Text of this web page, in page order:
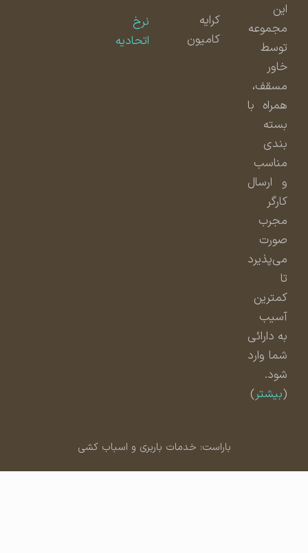
مجموعه
توسط
مسقف،
همراه با
بسته
بندی
مناسب
و ارسال
مجرب
صورت
می‌پذیرد
کمترین
آسیب
به دارائی
شما وارد
شود.
بیشتر)
کامیون
اتحادیه
باراست: خدمات باربری و اسباب کشی